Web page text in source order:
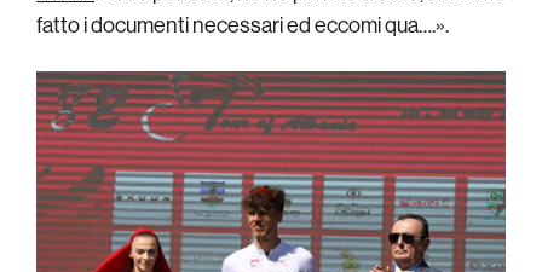
fatto i documenti necessari ed eccomi qua….».